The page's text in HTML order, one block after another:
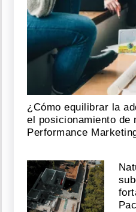
¿Cómo equilibrar la
el posicionamiento de
Performance